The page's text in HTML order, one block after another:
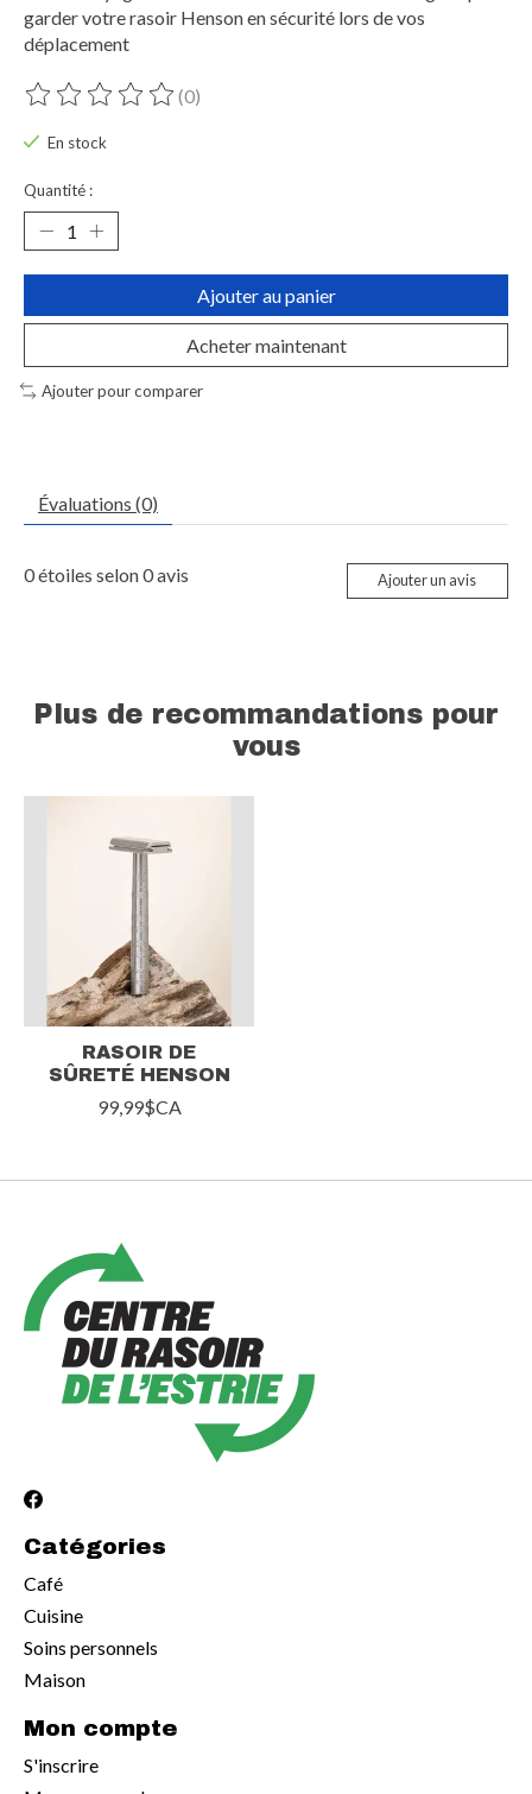
garder votre rasoir Henson en sécurité lors de vos
déplacement
Ce produit est évalué à
(0)
En stock
Quantité :
Ajouter au panier
Acheter maintenant
Ajouter pour comparer
Évaluations (0)
0étoiles selon0avis Ajouter un avis
Plus de recommandations pour
vous
RASOIR DE
SÛRETÉ HENSON
99,99$CA
Catégories
Café
Cuisine
Soins personnels
Maison
Mon compte
S'inscrire